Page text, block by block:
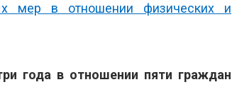
мер в отношении физических и
года в отношении пяти граждан